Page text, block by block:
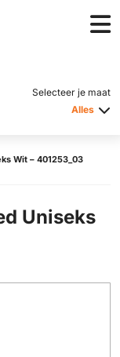
Selecteer je maat
Alles
Wit – 401253_03
Uniseks